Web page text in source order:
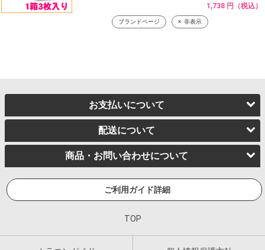
1,738 円（税込）
ブランドページ 非表示
お支払いについて
配送について
商品・お問い合わせについて
ご利用ガイド詳細
TOP